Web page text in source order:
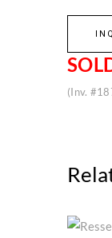
(Inv.